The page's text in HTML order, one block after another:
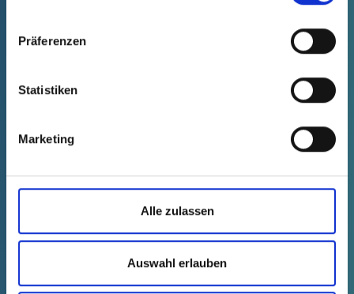
Präferenzen
Statistiken
Marketing
Alle zulassen
Auswahl erlauben
fade in
66000170000
on request
--
--